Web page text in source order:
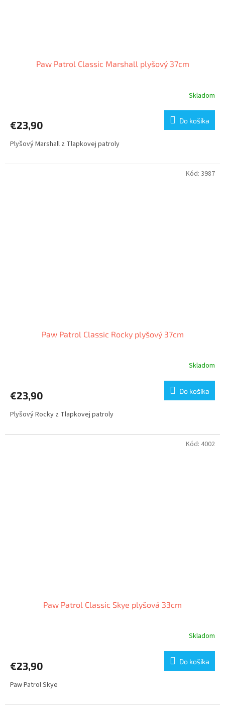
Paw Patrol Classic Marshall plyšový 37cm
Skladom
€23,90 Do košíka
Plyšový Marshall z Tlapkovej patroly
Paw Patrol Classic Rocky plyšový 37cm
Skladom
€23,90 Do košíka
Plyšový Rocky z Tlapkovej patroly
Kód: 3987
Paw Patrol Classic Skye plyšová 33cm
Skladom
€23,90 Do košíka
Paw Patrol Skye
Kód: 4002